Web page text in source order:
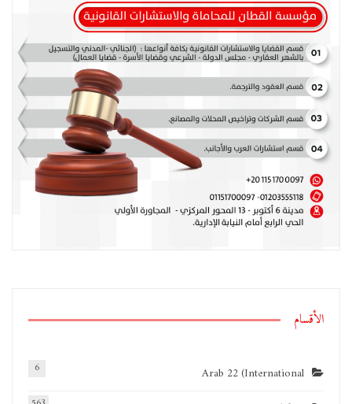
الأقسام
Arab 22 (International
6